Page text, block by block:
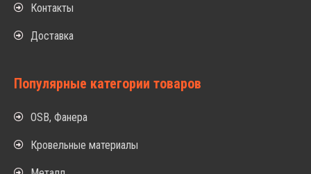
Контакты
Доставка
Популярные категории товаров
OSB, Фанера
Кровельные материалы